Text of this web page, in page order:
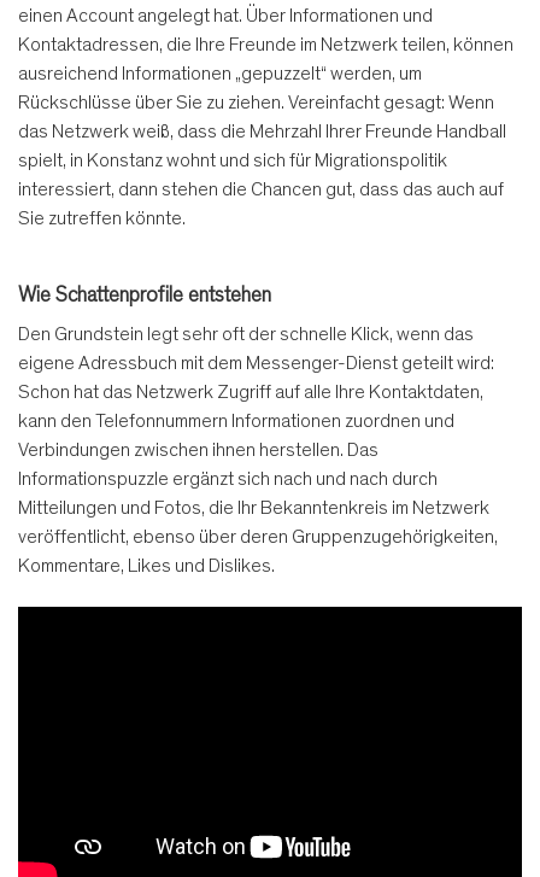
einen Account angelegt hat. Über Informationen und
Kontaktadressen, die Ihre Freunde im Netzwerk teilen, können
ausreichend Informationen „gepuzzelt“ werden, um
Rückschlüsse über Sie zu ziehen. Vereinfacht gesagt: Wenn
das Netzwerk weiß, dass die Mehrzahl Ihrer Freunde Handball
spielt, in Konstanz wohnt und sich für Migrationspolitik
interessiert, dann stehen die Chancen gut, dass das auch auf
Sie zutreffen könnte.
Wie Schattenprofile entstehen
Den Grundstein legt sehr oft der schnelle Klick, wenn das
eigene Adressbuch mit dem Messenger-Dienst geteilt wird:
Schon hat das Netzwerk Zugriff auf alle Ihre Kontaktdaten,
kann den Telefonnummern Informationen zuordnen und
Verbindungen zwischen ihnen herstellen. Das
Informationspuzzle ergänzt sich nach und nach durch
Mitteilungen und Fotos, die Ihr Bekanntenkreis im Netzwerk
veröffentlicht, ebenso über deren Gruppenzugehörigkeiten,
Kommentare, Likes und Dislikes.